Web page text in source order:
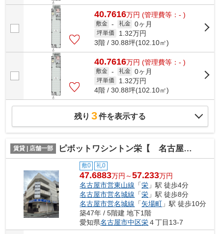
40.7616万円 (管理費等：- )
敷金 - 礼金 0ヶ月
坪単価 1.32万円
3階 / 30.88坪(102.10㎡)
40.7616万円 (管理費等：- )
敷金 - 礼金 0ヶ月
坪単価 1.32万円
4階 / 30.88坪(102.10㎡)
残り 3件を表示する
賃貸 | 店舗一部 ピボットワシントン栄【 名古屋の貸事務所・貸オフィス 】
敷0 礼0
47.6883万円～57.233万円
名古屋市営東山線 「栄 」駅 徒歩4分
名古屋市営名城線 「栄 」駅 徒歩8分
名古屋市営名城線 「矢場町 」駅 徒歩10分
築47年 / 5階建 地下1階
愛知県名古屋市中区栄４丁目13-7